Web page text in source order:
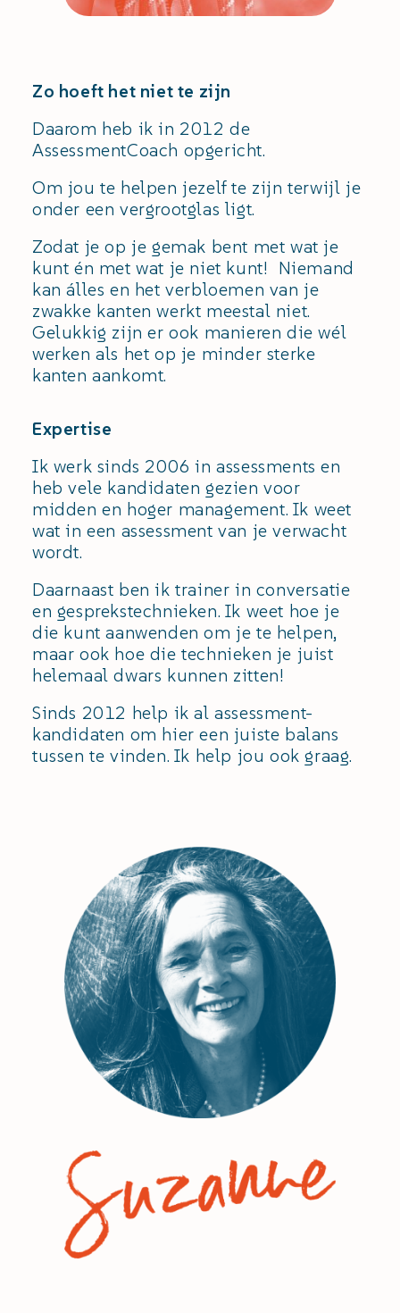
Zo hoeft het niet te zijn
Daarom heb ik in 2012 de
AssessmentCoach opgericht.
Om jou te helpen jezelf te zijn terwijl je
onder een vergrootglas ligt.
Zodat je op je gemak bent met wat je
kunt én met wat je niet kunt! Niemand
kan álles en het verbloemen van je
zwakke kanten werkt meestal niet.
Gelukkig zijn er ook manieren die wél
werken als het op je minder sterke
kanten aankomt.
Expertise
Ik werk sinds 2006 in assessments en
heb vele kandidaten gezien voor
midden en hoger management. Ik weet
wat in een assessment van je verwacht
wordt.
Daarnaast ben ik trainer in conversatie
en gesprekstechnieken. Ik weet hoe je
die kunt aanwenden om je te helpen,
maar ook hoe die technieken je juist
helemaal dwars kunnen zitten!
Sinds 2012 help ik al assessment-
kandidaten om hier een juiste balans
tussen te vinden. Ik help jou ook graag.